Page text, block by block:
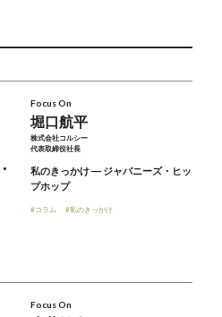
Focus On
堀口航平
株式会社コルシー
代表取締役社長
私のきっかけ ― ジャパニーズ・ヒッ
プホップ
#コラム #私のきっかけ
Focus On